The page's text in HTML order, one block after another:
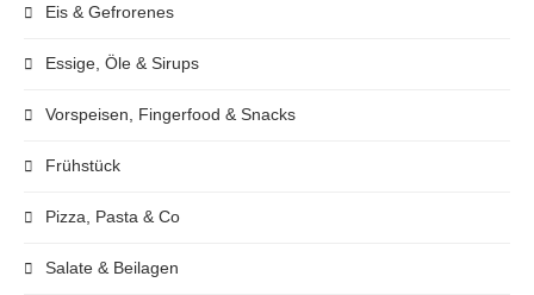
Eis & Gefrorenes
Essige, Öle & Sirups
Vorspeisen, Fingerfood & Snacks
Frühstück
Pizza, Pasta & Co
Salate & Beilagen